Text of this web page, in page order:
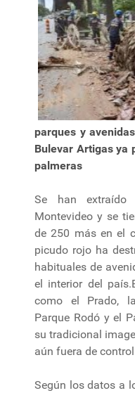
parques y
Bulevar Artigas ya
palmeras
Se han
Montevideo y se
de 250 más en el
picudo rojo ha
habituales de
el interior del
como el Prado,
Parque Rodó y el
su tradicional
aún fuera de
Según los datos a